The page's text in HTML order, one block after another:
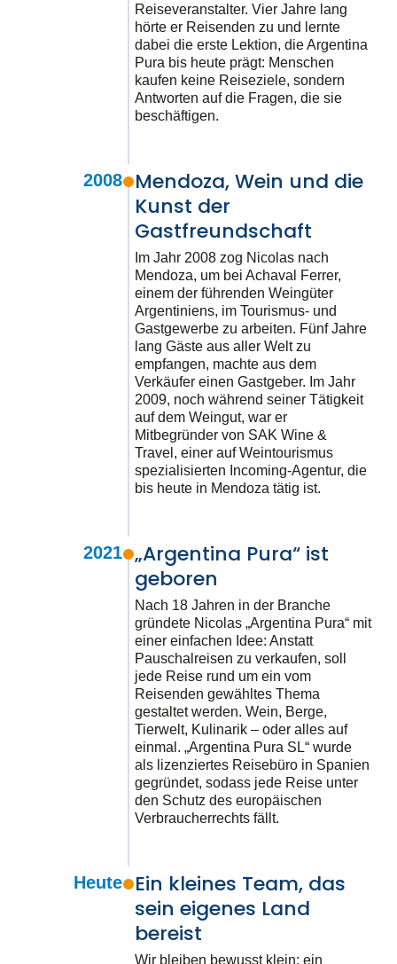
Reiseveranstalter. Vier Jahre lang
hörte er Reisenden zu und lernte
dabei die erste Lektion, die Argentina
Pura bis heute prägt: Menschen
kaufen keine Reiseziele, sondern
Antworten auf die Fragen, die sie
beschäftigen.
2008
Mendoza, Wein und die
Kunst der
Gastfreundschaft
Im Jahr 2008 zog Nicolas nach
Mendoza, um bei Achaval Ferrer,
einem der führenden Weingüter
Argentiniens, im Tourismus- und
Gastgewerbe zu arbeiten. Fünf Jahre
lang Gäste aus aller Welt zu
empfangen, machte aus dem
Verkäufer einen Gastgeber. Im Jahr
2009, noch während seiner Tätigkeit
auf dem Weingut, war er
Mitbegründer von SAK Wine &
Travel, einer auf Weintourismus
spezialisierten Incoming-Agentur, die
bis heute in Mendoza tätig ist.
2021
„Argentina Pura“ ist
geboren
Nach 18 Jahren in der Branche
gründete Nicolas „Argentina Pura“ mit
einer einfachen Idee: Anstatt
Pauschalreisen zu verkaufen, soll
jede Reise rund um ein vom
Reisenden gewähltes Thema
gestaltet werden. Wein, Berge,
Tierwelt, Kulinarik – oder alles auf
einmal. „Argentina Pura SL“ wurde
als lizenziertes Reisebüro in Spanien
gegründet, sodass jede Reise unter
den Schutz des europäischen
Verbraucherrechts fällt.
Heute
Ein kleines Team, das
sein eigenes Land
bereist
Wir bleiben bewusst klein: ein